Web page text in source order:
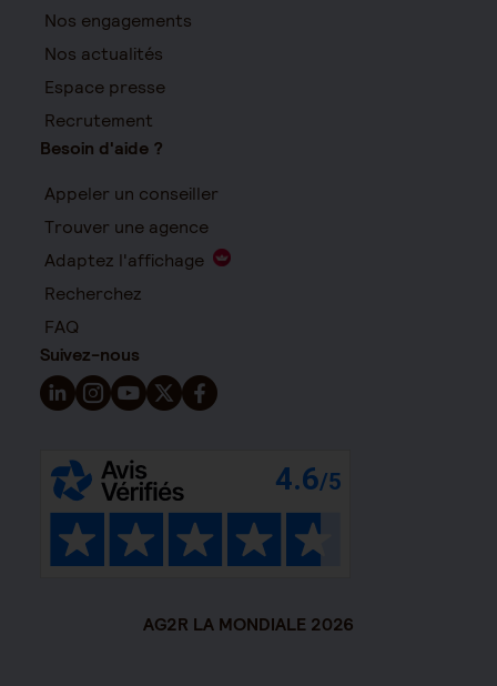
Nos engagements
Nos actualités
Espace presse
Recrutement
Besoin d'aide ?
Appeler un conseiller
Trouver une agence
Adaptez l'affichage
Recherchez
FAQ
Suivez-nous
Suivez-nous sur LinkedIn - Nouvelle fenêtre
Suivez-nous sur Instagram - Nouvelle fenêtre
Suivez-nous sur YouTube - Nouvelle fenêtre
Suivez-nous sur X - Nouvelle fenêtre
Suivez-nous sur Facebook - Nouvelle
AG2R LA MONDIALE 2026